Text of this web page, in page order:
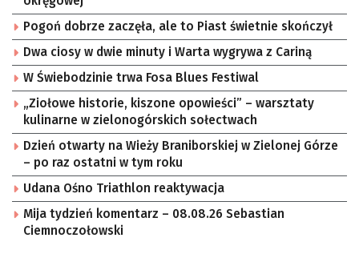
Pogoń dobrze zaczęła, ale to Piast świetnie skończył
Dwa ciosy w dwie minuty i Warta wygrywa z Cariną
W Świebodzinie trwa Fosa Blues Festiwal
„Ziołowe historie, kiszone opowieści” – warsztaty
kulinarne w zielonogórskich sołectwach
Dzień otwarty na Wieży Braniborskiej w Zielonej Górze
– po raz ostatni w tym roku
Udana Ośno Triathlon reaktywacja
Mija tydzień komentarz – 08.08.26 Sebastian
Ciemnoczołowski